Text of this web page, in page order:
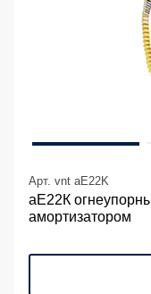
Арт. vnt aE22K
аЕ22К
амортизатором